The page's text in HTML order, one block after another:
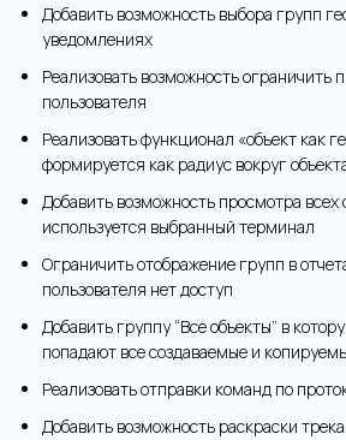
Добавить возможность выбора групп
уведомлениях
Реализовать возможность ограничить
пользователя
Реализовать функционал «объект как
формируется как радиус вокруг
Добавить возможность просмотра всех
используется выбранный терминал
Ограничить отображение групп в
пользователя нет доступ
Добавить группу “Все объекты” в
попадают все создаваемые и
Реализовать отправки команд по
Добавить возможность раскраски